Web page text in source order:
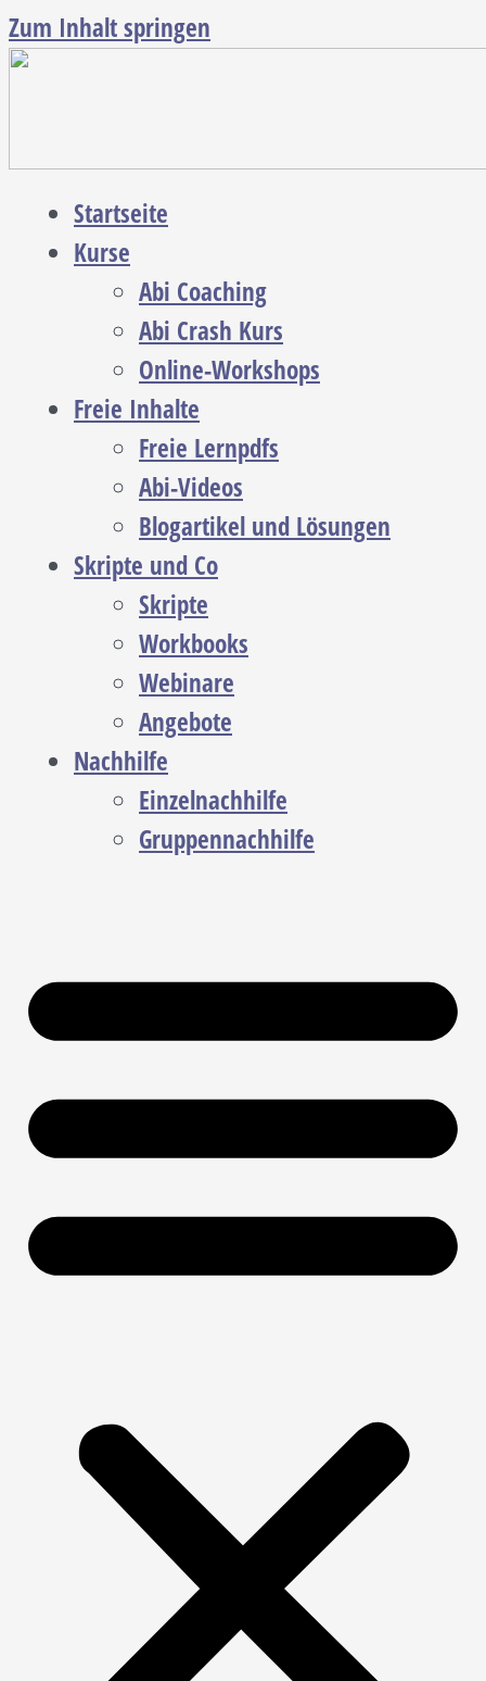
Zum Inhalt springen
Startseite
Kurse
Abi Coaching
Abi Crash Kurs
Online-Workshops
Freie Inhalte
Freie Lernpdfs
Abi-Videos
Blogartikel und Lösungen
Skripte und Co
Skripte
Workbooks
Webinare
Angebote
Nachhilfe
Einzelnachhilfe
Gruppennachhilfe